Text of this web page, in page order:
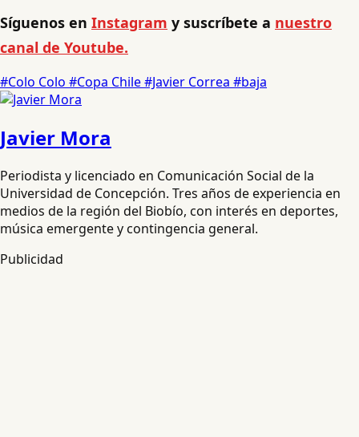
Síguenos en Instagram y suscríbete a nuestro
canal de Youtube.
#Colo Colo #Copa Chile#Javier Correa #baja
Javier Mora
Periodista y licenciado en Comunicación Social de la
Universidad de Concepción. Tres años de experiencia en
medios de la región del Biobío, con interés en deportes,
música emergente y contingencia general.
Publicidad